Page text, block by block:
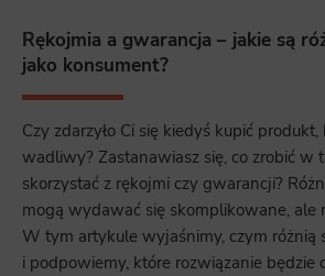
Rękojmia a gwarancja – jakie są
jako konsument?
Czy zdarzyło Ci się kiedyś kupić produkt,
wadliwy? Zastanawiasz się, co zrobić w
skorzystać z rękojmi czy gwarancji?
mogą wydawać się skomplikowane, ale
W tym artykule wyjaśnimy, czym różnią
i podpowiemy, które rozwiązanie będzie